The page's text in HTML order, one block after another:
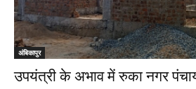
अंबिकापुर
उपयंत्री के अभाव में रुका नगर